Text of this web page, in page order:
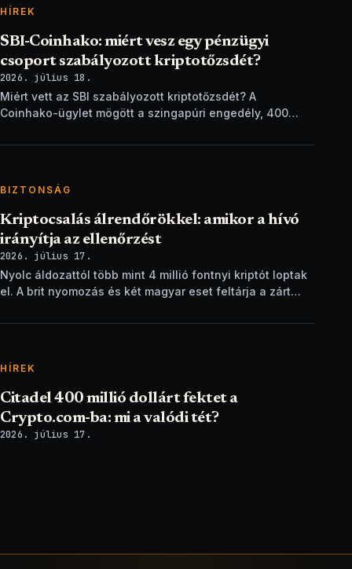
HÍREK
SBI-Coinhako: miért vesz egy pénzügyi
csoport szabályozott kriptotőzsdét?
2026. július 18.
Miért vett az SBI szabályozott kriptotőzsdét? A
Coinhako-ügylet mögött a szingapúri engedély, 400
BIZTONSÁG
Kriptocsalás álrendőrökkel: amikor a hívó
irányítja az ellenőrzést
2026. július 17.
Nyolc áldozattól több mint 4 millió fontnyi kriptót loptak
el. A brit nyomozás és két magyar eset feltárja a zárt
HÍREK
Citadel 400 millió dollárt fektet a
Crypto.com-ba: mi a valódi tét?
2026. július 17.